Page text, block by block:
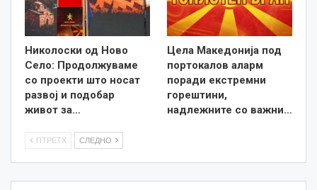
Николоски од Ново
Село: Продолжуваме
со проекти што носат
развој и подобар
живот за…
Цела Македонија под
портокалов аларм
поради екстремни
горештини,
надлежните со важни…
ПТРЕТХ СЛЕДНО